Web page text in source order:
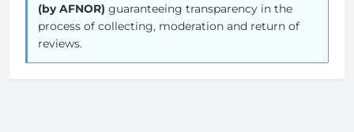
(by AFNOR) guaranteeing transparency in the
process of collecting, moderation and return of
reviews.